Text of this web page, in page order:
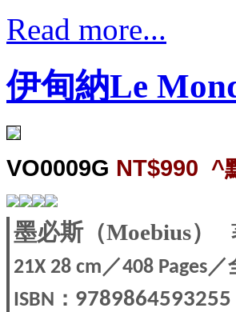
Read more...
伊甸納Le
VO0009G NT$990 ^
墨必斯（Moebius）
21X 28cm ／408 Pages／
ISBN ： 9789864593255